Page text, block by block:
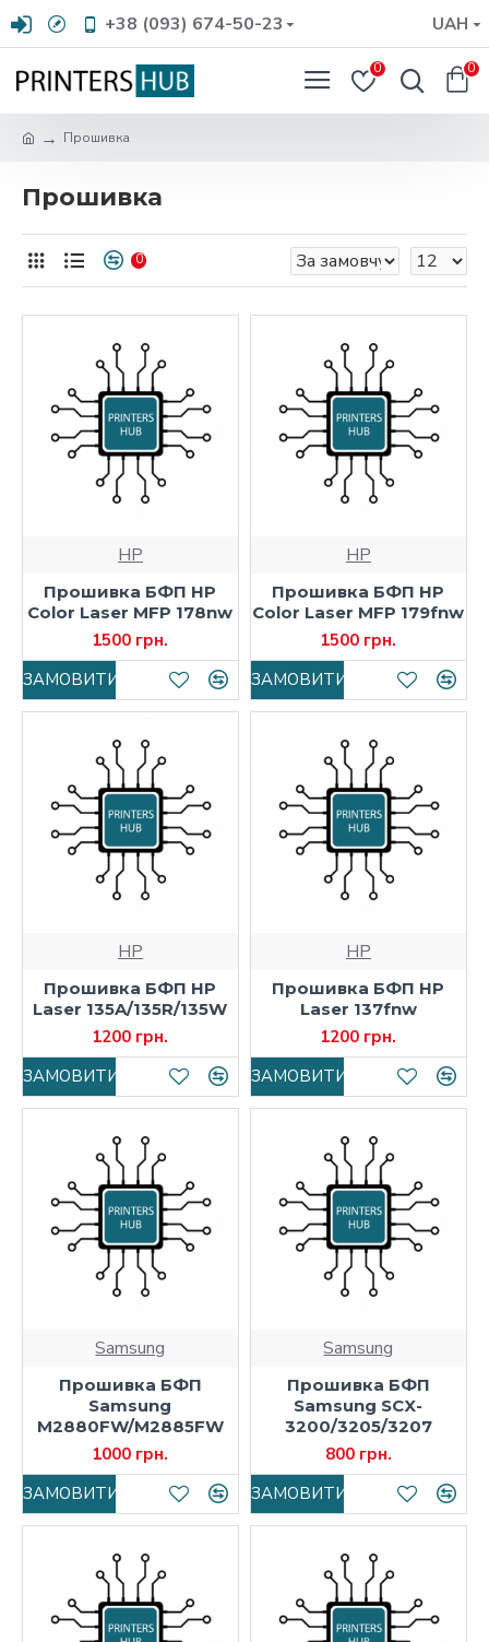
+38 (093) 674-50-23 UAH
0 0
Прошивка
Прошивка
0
HP
Прошивка БФП HP
Color Laser MFP 178nw
1500 грн.
ЗАМОВИТИ
HP
Прошивка БФП HP
Color Laser MFP 179fnw
1500 грн.
ЗАМОВИТИ
HP
Прошивка БФП HP
Laser 135A/135R/135W
1200 грн.
ЗАМОВИТИ
HP
Прошивка БФП HP
Laser 137fnw
1200 грн.
ЗАМОВИТИ
Samsung
Прошивка БФП
Samsung
M2880FW/M2885FW
1000 грн.
ЗАМОВИТИ
Samsung
Прошивка БФП
Samsung SCX-
3200/3205/3207
800 грн.
ЗАМОВИТИ